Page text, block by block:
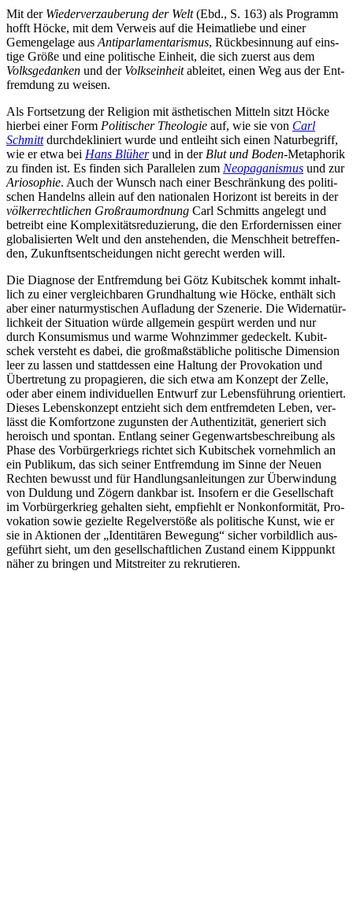
Mit der Wie­der­ver­zau­be­rung der Welt(Ebd., S. 163) als Pro­gramm
hofft Höcke, mit dem Verweis auf die Hei­mat­liebe und einer
Gemenge­lage aus Anti­par­la­men­ta­ris­mus, Rück­be­sin­nung auf eins­
tige Größe und eine poli­ti­sche Einheit, die sich zuerst aus dem
Volks­ge­dan­ken und der Volks­ein­heitablei­tet, einen Weg aus der Ent­
frem­dung zu weisen.
Als Fort­set­zung der Reli­gion mit ästhe­ti­schen Mitteln sitzt Höcke
hierbei einer Form Poli­ti­scher Theo­lo­gie auf, wie sie von Carl
Schmittdurch­de­kli­niert wurde und ent­leiht sich einen Natur­be­griff,
wie er etwa bei Hans Blüherund in der Blut und Boden-Meta­pho­rik
zu finden ist. Es finden sich Par­al­le­len zum Neo­pa­ga­nis­mus und zur
Ario­so­phie. Auch der Wunsch nach einer Beschrän­kung des poli­ti­
schen Han­delns allein auf den natio­na­len Hori­zont ist bereits in der
völ­ker­recht­li­chen Groß­raum­ord­nung Carl Schmitts ange­legt und
betreibt eine Kom­ple­xi­täts­re­du­zie­rung, die den Erfor­der­nis­sen einer
glo­ba­li­sier­ten Welt und den anste­hen­den, die Mensch­heit betref­fen­
den, Zukunfts­ent­schei­dun­gen nicht gerecht werden will.
Die Dia­gnose der Ent­frem­dung bei Götz Kubit­schek kommt inhalt­
lich zu einer ver­gleich­ba­ren Grund­hal­tung wie Höcke, enthält sich
aber einer natur­mys­ti­schen Auf­la­dung der Sze­ne­rie. Die Wider­na­tür­
lich­keit der Situa­tion würde all­ge­mein gespürt werden und nur
durch Kon­su­mis­mus und warme Wohn­zim­mer gede­ckelt. Kubit­
schek ver­steht es dabei, die groß­maß­stäb­li­che poli­ti­sche Dimen­sion
leer zu lassen und statt­des­sen eine Haltung der Pro­vo­ka­tion und
Über­tre­tung zu pro­pa­gie­ren, die sich etwa am Konzept der Zelle,
oder aber einem indi­vi­du­el­len Entwurf zur Lebens­füh­rung ori­en­tiert.
Dieses Lebens­kon­zept ent­zieht sich dem ent­frem­de­ten Leben, ver­
lässt die Kom­fort­zone zuguns­ten der Authen­ti­zi­tät, gene­riert sich
hero­isch und spontan. Entlang seiner Gegen­warts­be­schrei­bung als
Phase des Vor­bür­ger­kriegs richtet sich Kubit­schek vor­nehm­lich an
ein Publi­kum, das sich seiner Ent­frem­dung im Sinne der Neuen
Rechten bewusst und für Hand­lungs­an­lei­tun­gen zur Über­win­dung
von Duldung und Zögern dankbar ist. Inso­fern er die Gesell­schaft
im Vor­bür­ger­krieg gehal­ten sieht, emp­fiehlt er Non­kon­for­mi­tät, Pro­
vo­ka­tion sowie gezielte Regel­ver­stöße als poli­ti­sche Kunst, wie er
sie in Aktio­nen der „Iden­ti­tä­ren Bewe­gung“ sicher vor­bild­lich aus­
ge­führt sieht, um den gesell­schaft­li­chen Zustand einem Kipp­punkt
näher zu bringen und Mit­strei­ter zu rekrutieren.